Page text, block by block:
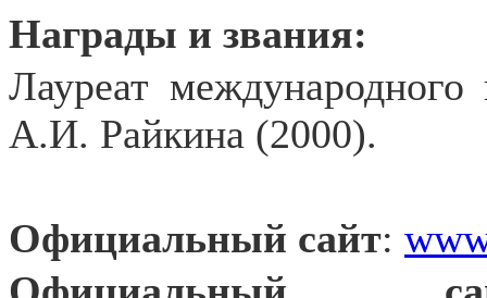
Награды и звания:
Лауреат
А.И. Райкина (2000).
Официальный сайт: